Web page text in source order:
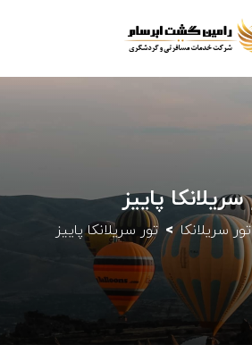
پاییز
تور سریلانکا تور سریلانکا پاییز